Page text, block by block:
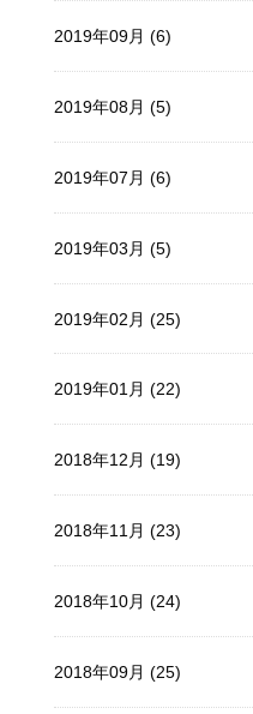
2019年09月 (6)
2019年08月 (5)
2019年07月 (6)
2019年03月 (5)
2019年02月 (25)
2019年01月 (22)
2018年12月 (19)
2018年11月 (23)
2018年10月 (24)
2018年09月 (25)